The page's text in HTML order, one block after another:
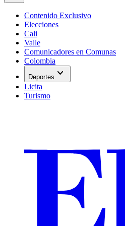
Contenido Exclusivo
Elecciones
Cali
Valle
Comunicadores en Comunas
Colombia
Deportes expand_more
Licita
Turismo